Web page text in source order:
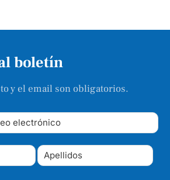
boletín
y el email son obligatorios.